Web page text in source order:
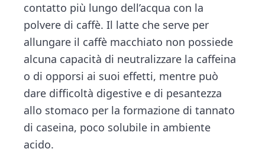
contatto più lungo dell’acqua con la
polvere di caffè. Il latte che serve per
allungare il caffè macchiato non possiede
alcuna capacità di neutralizzare la caffeina
o di opporsi ai suoi effetti, mentre può
dare difficoltà digestive e di pesantezza
allo stomaco per la formazione di tannato
di caseina, poco solubile in ambiente
acido.